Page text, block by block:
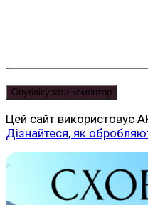
Цей сайт використовує
Дізнайтеся, як